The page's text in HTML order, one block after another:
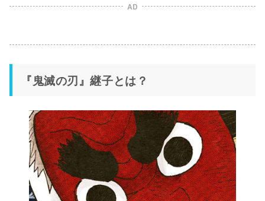
AD
『鬼滅の刃』継子とは？